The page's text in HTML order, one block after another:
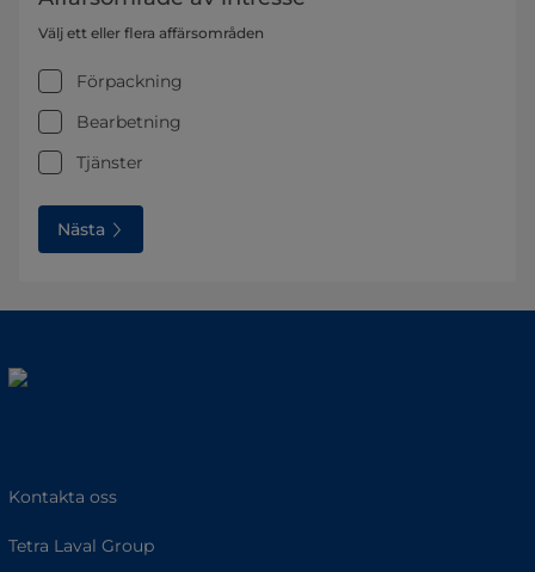
Välj ett eller flera affärsområden
Förpackning
Bearbetning
Tjänster
Nästa
Kontakta oss
Tetra Laval Group